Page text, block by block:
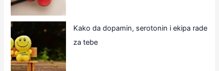
Kako da dopamin, serotonin i ekipa rade
za tebe